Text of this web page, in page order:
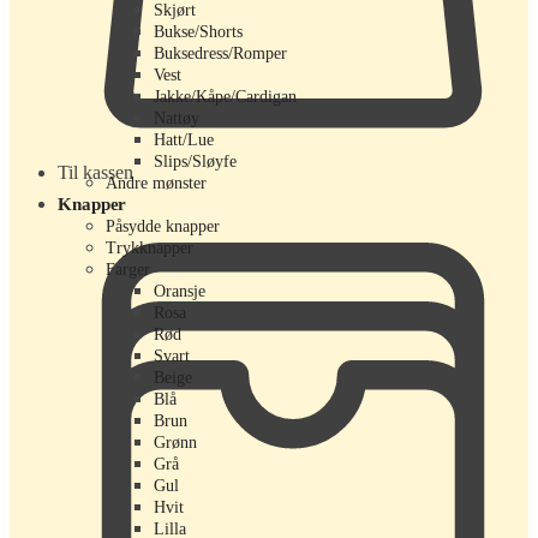
Til kassen
Skjørt
Bukse/Shorts
Buksedress/Romper
Vest
Jakke/Kåpe/Cardigan
Nattøy
Hatt/Lue
Slips/Sløyfe
Andre mønster
Knapper
Påsydde knapper
Trykknapper
Farger
Oransje
Rosa
Rød
Svart
Beige
Blå
Brun
Grønn
Grå
Gul
Hvit
Lilla